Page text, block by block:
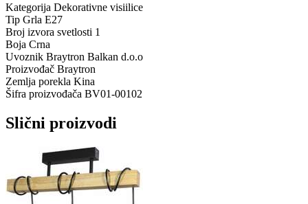
Kategorija Dekorativne visiilice
Tip Grla E27
Broj izvora svetlosti 1
Boja Crna
Uvoznik Braytron Balkan d.o.o
Proizvođač Braytron
Zemlja porekla Kina
Šifra proizvođača BV01-00102
Slični proizvodi